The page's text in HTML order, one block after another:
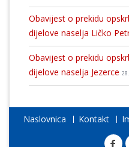
Obavijest o prekidu
dijelove naselja Ličko
Obavijest o prekidu
dijelove naselja Jezerce
Naslovnica Kontakt